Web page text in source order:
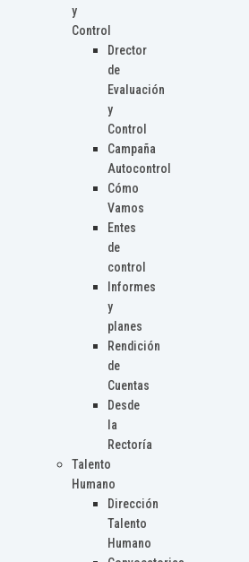
y
Control
Drector
de
Evaluación
y
Control
Campaña
Autocontrol
Cómo
Vamos
Entes
de
control
Informes
y
planes
Rendición
de
Cuentas
Desde
la
Rectoría
Talento
Humano
Dirección
Talento
Humano